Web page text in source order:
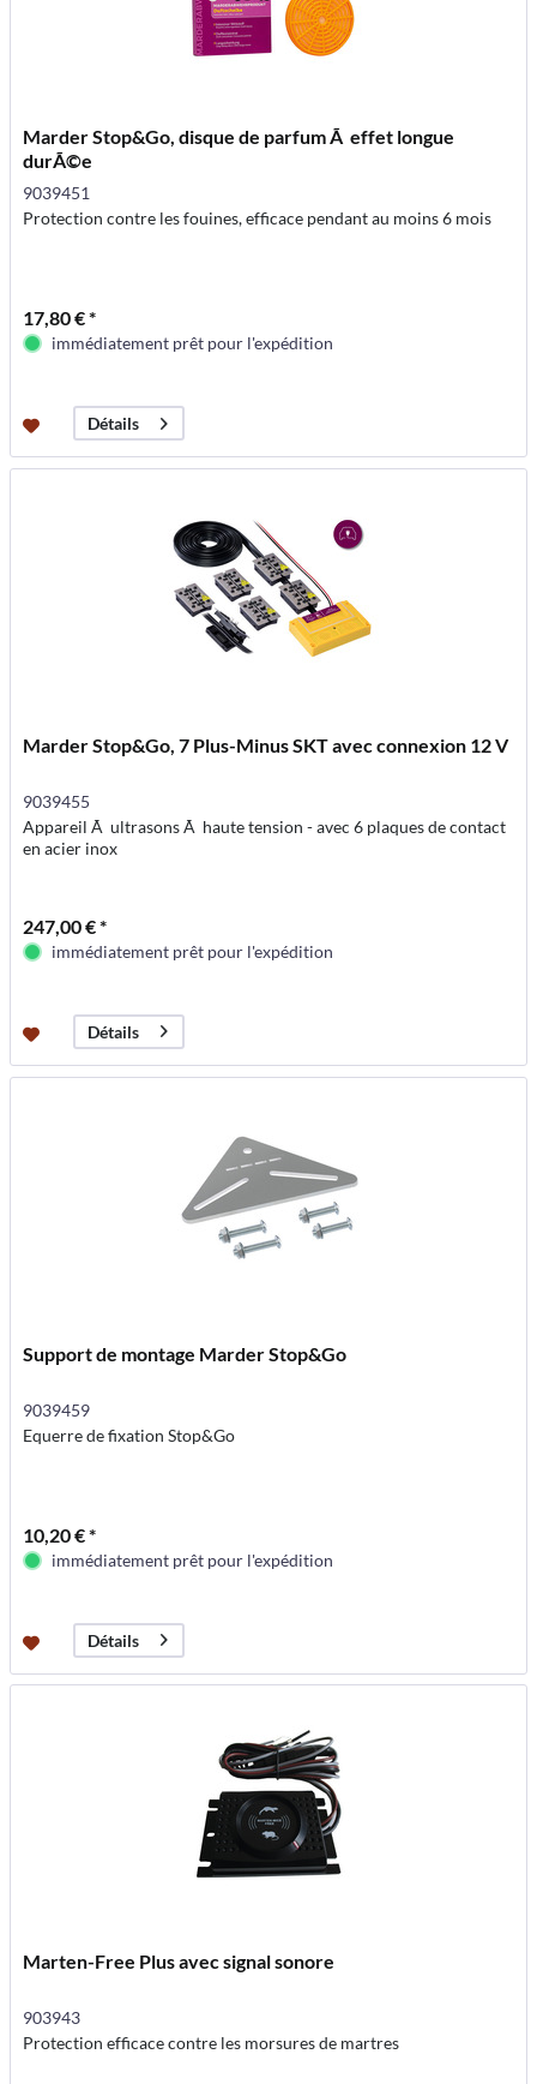
Marder Stop&Go, disque de parfum Ã effet longue
durÃ©e
9039451
Protection contre les fouines, efficace pendant au moins 6 mois
17,80 € *
immédiatement prêt pour l'expédition
Détails
Marder Stop&Go, 7 Plus-Minus SKT avec connexion 12 V
9039455
Appareil Ã ultrasons Ã haute tension - avec 6 plaques de contact
en acier inox
247,00 € *
immédiatement prêt pour l'expédition
Détails
Support de montage Marder Stop&Go
9039459
Equerre de fixation Stop&Go
10,20 € *
immédiatement prêt pour l'expédition
Détails
Marten-Free Plus avec signal sonore
903943
Protection efficace contre les morsures de martres